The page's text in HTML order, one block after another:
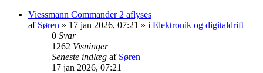
Viessmann Commander 2 aflyses
af Søren » 17 jan 2026, 07:21 » i Elektronik og digitaldrift
0 Svar
1262 Visninger
Seneste indlæg af Søren
17 jan 2026, 07:21